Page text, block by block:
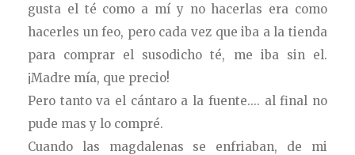
gusta el té como a mí y no hacerlas era como
hacerles un feo, pero cada vez que iba a la tienda
para comprar el susodicho té, me iba sin el.
¡Madre mía, que precio!
Pero tanto va el cántaro a la fuente.... al final no
pude mas y lo compré.
Cuando las magdalenas se enfriaban, de mi